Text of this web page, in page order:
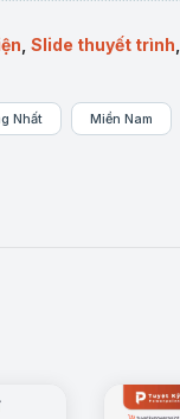
Slide thuyết trình
Nhất Miền Nam